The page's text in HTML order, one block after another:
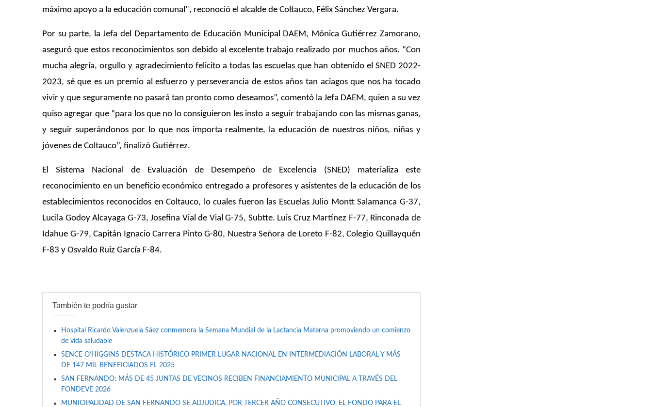
máximo apoyo a la educación comunal", reconoció el alcalde de Coltauco, Félix Sánchez Vergara.
Por su parte, la Jefa del Departamento de Educación Municipal DAEM, Mónica Gutiérrez Zamorano,
aseguró que estos reconocimientos son debido al excelente trabajo realizado por muchos años. “Con
mucha alegría, orgullo y agradecimiento felicito a todas las escuelas que han obtenido el SNED 2022-
2023, sé que es un premio al esfuerzo y perseverancia de estos años tan aciagos que nos ha tocado
vivir y que seguramente no pasará tan pronto como deseamos”, comentó la Jefa DAEM, quien a su vez
quiso agregar que “para los que no lo consiguieron les insto a seguir trabajando con las mismas ganas,
y seguir superándonos por lo que nos importa realmente, la educación de nuestros niños, niñas y
jóvenes de Coltauco”, finalizó Gutiérrez.
El Sistema Nacional de Evaluación de Desempeño de Excelencia (SNED) materializa este
reconocimiento en un beneficio económico entregado a profesores y asistentes de la educación de los
establecimientos reconocidos en Coltauco, lo cuales fueron las Escuelas Julio Montt Salamanca G-37,
Lucila Godoy Alcayaga G-73, Josefina Vial de Vial G-75, Subtte. Luis Cruz Martínez F-77, Rinconada de
Idahue G-79, Capitán Ignacio Carrera Pinto G-80, Nuestra Señora de Loreto F-82, Colegio Quillayquén
F-83 y Osvaldo Ruiz García F-84.
También te podría gustar
Hospital Ricardo Valenzuela Sáez conmemora la Semana Mundial de la Lactancia Materna promoviendo un comienzo
de vida saludable
SENCE O’HIGGINS DESTACA HISTÓRICO PRIMER LUGAR NACIONAL EN INTERMEDIACIÓN LABORAL Y MÁS
DE 147 MIL BENEFICIADOS EL 2025
SAN FERNANDO: MÁS DE 45 JUNTAS DE VECINOS RECIBEN FINANCIAMIENTO MUNICIPAL A TRAVÉS DEL
FONDEVE 2026
MUNICIPALIDAD DE SAN FERNANDO SE ADJUDICA, POR TERCER AÑO CONSECUTIVO, EL FONDO PARA EL